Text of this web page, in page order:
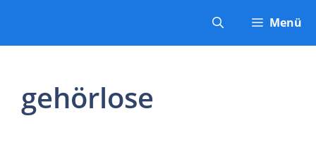
springen
Menü
gehörlose